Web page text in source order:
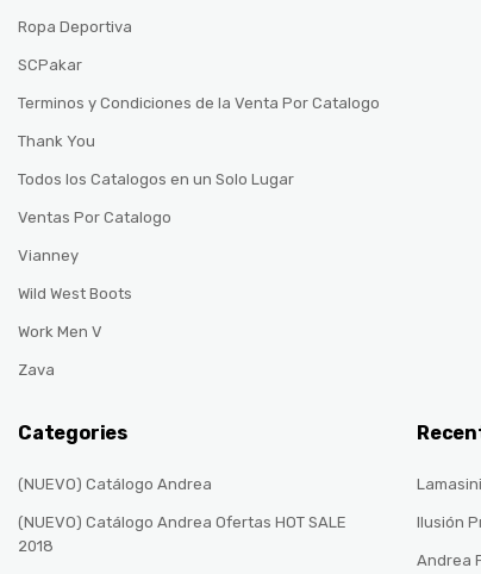
Ropa Deportiva
SCPakar
Terminos y Condiciones de la Venta Por Catalogo
Thank You
Todos los Catalogos en un Solo Lugar
Ventas Por Catalogo
Vianney
Wild West Boots
Work Men V
Zava
Categories
(NUEVO) Catálogo Andrea
(NUEVO) Catálogo Andrea Ofertas HOT SALE
2018
Ilusión
Andrea